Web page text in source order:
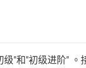
"和"初级进阶" 。